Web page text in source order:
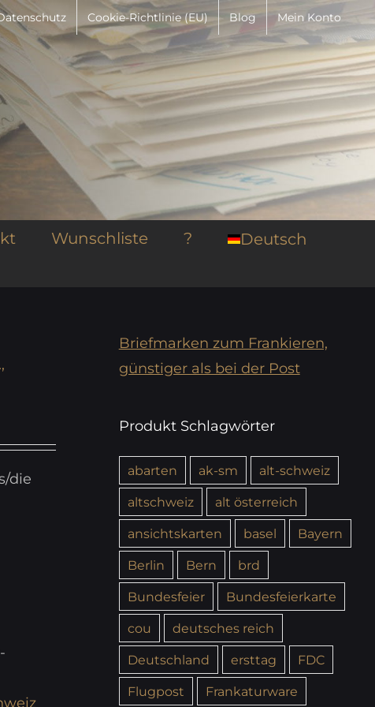
Cookie-Richtlinie (EU) Blog Mein Konto
Wunschliste ? Deutsch
die
Briefmarken zum Frankieren,
günstiger als bei der Post
Produkt Schlagwörter
abarten ak-sm
alt-schweiz
altschweiz
alt österreich
ansichtskarten
basel
Bayern
Berlin
Bern
brd
Bundesfeier
Bundesfeierkarte
cou
deutsches reich
Deutschland
ersttag
FDC
Flugpost
Frankaturware